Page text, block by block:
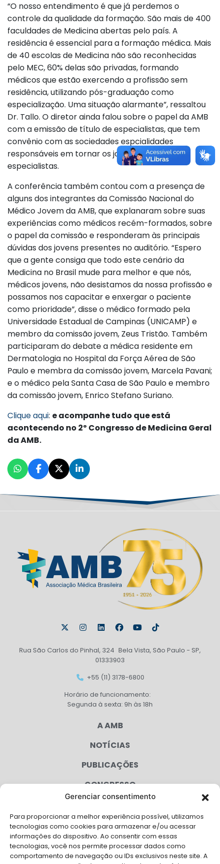
Gerenciar consentimento
Para proporcionar a melhor experiência possível, utilizamos
tecnologias como cookies para armazenar e/ou acessar
informações do dispositivo. Ao consentir com essas
tecnologias, você nos permite processar dados como
comportamento de navegação ou IDs exclusivos neste site. A
“O nosso entendimento é que já perdemos o
controle da qualidade da formação. São mais de 400
faculdades de Medicina abertas pelo país. A
residência é essencial para a formação médica. Mais
de 40 escolas de Medicina não são reconhecidas
pelo MEC, 60% delas são privadas, formando
médicos que estão exercendo a profissão sem
residência, utilizando pós-graduação como
especialização. Uma situação alarmante”, ressaltou
Dr. Tallo. O diretor ainda falou sobre o papel da AMB
com a emissão de título de especialistas, que tem
convênio com as sociedades espcialidades
responsáveis em tornar os jovens médicos
especialistas.
A conferência também contou com a presença de
alguns dos integrantes da Comissão Nacional do
Médico Jovem da AMB, que explanaram sobre suas
experiências como médicos recém-formados, sobre
o papel da comissão e responderam às principais
dúvidas dos jovens presentes no auditório. “Espero
que a gente consiga que todo este cenário da
Medicina no Brasil mude para melhor e que nós,
médicos jovens, não desistamos da nossa profissão e
possamos nos capacitar e enxergar o paciente
como prioridade”, disse o médico formado pela
Universidade Estadual de Campinas (UNICAMP) e
membro da comissão jovem, Zeus Tristão. Também
participaram do debate a médica residente em
Dermatologia no Hospital da Força Aérea de São
Paulo e membra da comissão jovem, Marcela Pavani;
e o médico pela Santa Casa de São Paulo e membro
da comissão jovem, Enrico Stefano Suriano.
Clique aqui: e acompanhe tudo que está
acontecendo no 2º Congresso de Medicina Geral
da AMB.
Rua São Carlos do Pinhal, 324 Bela Vista, São Paulo - SP,
01333903
+55 (11) 3178-6800
Horário de funcionamento:
Segunda à sexta: 9h às 18h
A AMB
NOTÍCIAS
PUBLICAÇÕES
CONGRESSO
CAMPANHAS
SERVIÇOS